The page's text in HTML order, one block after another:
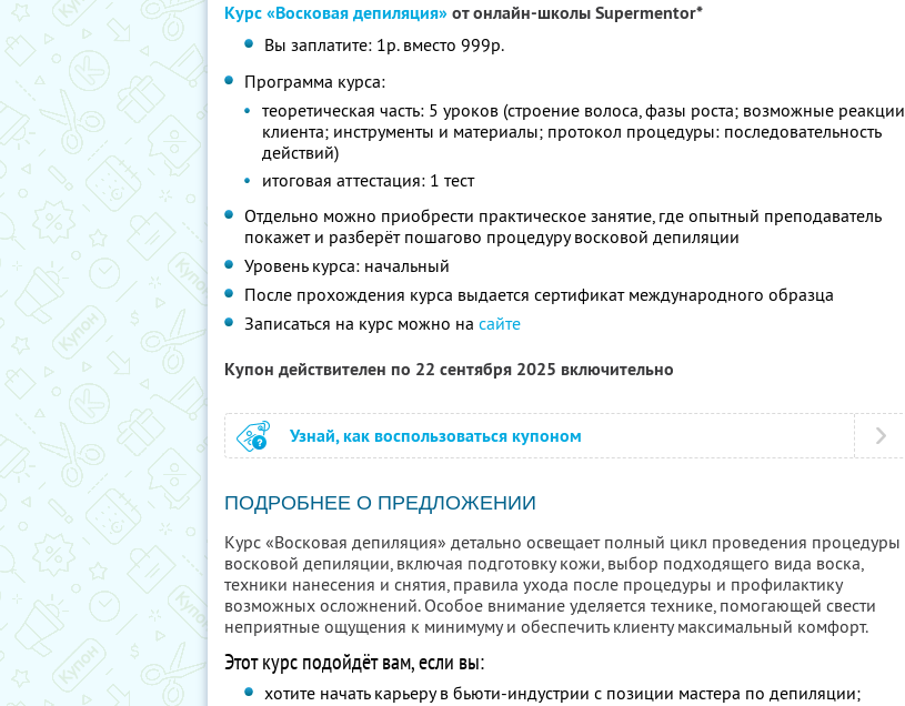
Курс «Восковая депиляция»от онлайн-школы Supermentor*
Вы заплатите: 1р. вместо 999р.
Программа курса:
теоретическая часть: 5 уроков (строение волоса, фазы роста; возможные реакции
клиента; инструменты и материалы; протокол процедуры: последовательность
действий)
итоговая аттестация: 1 тест
Отдельно можно приобрести практическое занятие, где опытный преподаватель
покажет и разберёт пошагово процедуру восковой депиляции
Уровень курса: начальный
После прохождения курса выдается сертификат международного образца
Записаться на курс можно на сайте
Купон действителен по 22 сентября 2025 включительно
Узнай, как воспользоваться купоном
ПОДРОБНЕЕ О ПРЕДЛОЖЕНИИ
Курс «Восковая депиляция» детально освещает полный цикл проведения процедуры
восковой депиляции, включая подготовку кожи, выбор подходящего вида воска,
техники нанесения и снятия, правила ухода после процедуры и профилактику
возможных осложнений. Особое внимание уделяется технике, помогающей свести
неприятные ощущения к минимуму и обеспечить клиенту максимальный комфорт.
Этот курс подойдёт вам, если вы:
хотите начать карьеру в бьюти-индустрии с позиции мастера по депиляции;